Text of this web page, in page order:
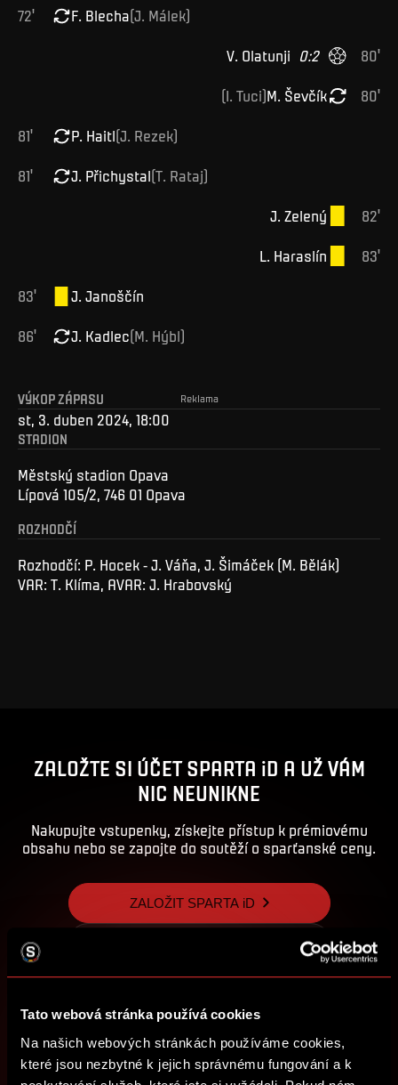
Tato webová stránka používá cookies
Na našich webových stránkách používáme cookies,
které jsou nezbytné k jejich správnému fungování a k
72' F. Blecha(J. Málek)
80'
0:2
V. Olatunji
80'
M. Ševčík
(I. Tuci)
81' P. Haitl(J. Rezek)
81' J. Přichystal(T. Rataj)
82'
J. Zelený
83'
L. Haraslín
83' J. Janoščín
86' J. Kadlec(M. Hýbl)
Reklama
VÝKOP ZÁPASU
st, 3. duben 2024, 18:00
STADION
Městský stadion Opava
Lípová 105/2, 746 01 Opava
ROZHODČÍ
Rozhodčí: P. Hocek - J. Váňa, J. Šimáček (M. Bělák)
VAR: T. Klíma, AVAR: J. Hrabovský
ZALOŽTE SI ÚČET SPARTA iD A UŽ VÁM
NIC NEUNIKNE
Nakupujte vstupenky, získejte přístup k prémiovému
obsahu nebo se zapojte do soutěží o sparťanské ceny.
ZALOŽIT SPARTA iD